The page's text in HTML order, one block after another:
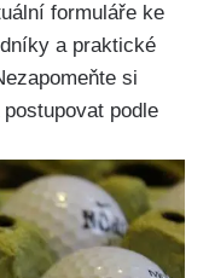
formuláře ke
a praktické
si
podle